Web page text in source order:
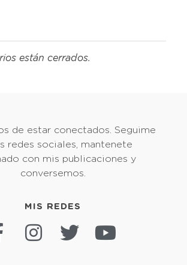
están cerrados.
de estar conectados. Seguime
redes sociales, mantenete
con mis publicaciones y
conversemos.
MIS REDES